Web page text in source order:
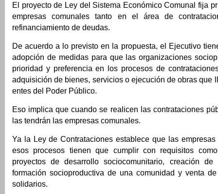
El proyecto de Ley del Sistema Económico Comunal fija
empresas comunales tanto en el área de
refinanciamiento de deudas.
De acuerdo a lo previsto en la propuesta, el Ejecutivo
adopción de medidas para que las organizaciones
prioridad y preferencia en los procesos de
adquisición de bienes, servicios o ejecución de obras que
entes del Poder Público.
Eso implica que cuando se realicen las contrataciones
las tendrán las empresas comunales.
Ya la Ley de Contrataciones establece que las
esos procesos tienen que cumplir con requisitos
proyectos de desarrollo sociocomunitario, creación de
formación socioproductiva de una comunidad y venta
solidarios.